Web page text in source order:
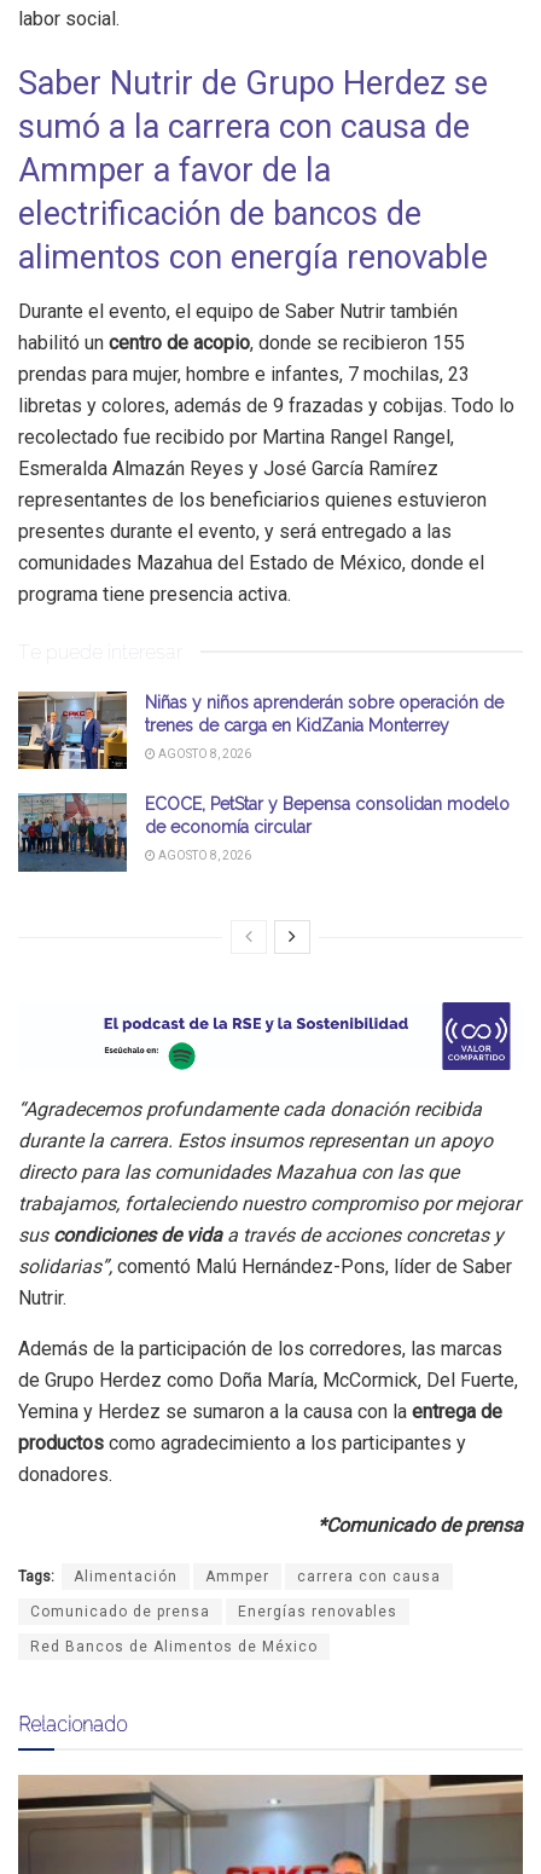
labor social.
Saber Nutrir de Grupo Herdez se
sumó a la carrera con causa de
Ammper a favor de la
electrificación de bancos de
alimentos con energía renovable
Durante el evento, el equipo de Saber Nutrir también
habilitó un centro de acopio, donde se recibieron 155
prendas para mujer, hombre e infantes, 7 mochilas, 23
libretas y colores, además de 9 frazadas y cobijas. Todo lo
recolectado fue recibido por Martina Rangel Rangel,
Esmeralda Almazán Reyes y José García Ramírez
representantes de los beneficiarios quienes estuvieron
presentes durante el evento, y será entregado a las
comunidades Mazahua del Estado de México, donde el
programa tiene presencia activa.
Te puede interesar
Niñas y niños aprenderán sobre operación de
trenes de carga en KidZania Monterrey
AGOSTO 8, 2026
ECOCE, PetStar y Bepensa consolidan modelo
de economía circular
AGOSTO 8, 2026
“Agradecemos profundamente cada donación recibida
durante la carrera. Estos insumos representan un apoyo
directo para las comunidades Mazahua con las que
trabajamos, fortaleciendo nuestro compromiso por mejorar
sus condiciones de vidaa través de acciones concretas y
solidarias”, comentó Malú Hernández-Pons, líder de Saber
Nutrir.
Además de la participación de los corredores, las marcas
de Grupo Herdez como Doña María, McCormick, Del Fuerte,
Yemina y Herdez se sumaron a la causa con la entrega de
productos como agradecimiento a los participantes y
donadores.
*Comunicado de prensa
Tags: Alimentación Ammper carrera con causa
Comunicado de prensa Energías renovables
Red Bancos de Alimentos de México
Relacionado